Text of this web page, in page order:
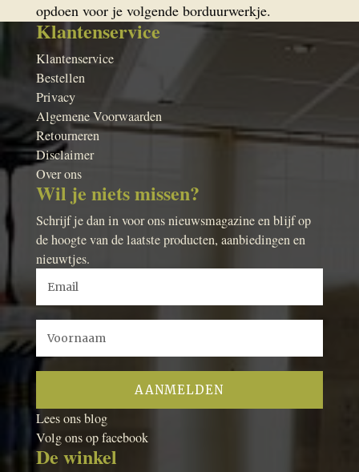
opdoen voor je volgende borduurwerkje.
Klantenservice
Klantenservice
Bestellen
Privacy
Algemene Voorwaarden
Retourneren
Disclaimer
Over ons
Wil je niets missen?
Schrijf je dan in voor ons nieuwsmagazine en blijf op
de hoogte van de laatste producten, aanbiedingen en
nieuwtjes.
Lees ons blog
Volg ons op facebook
De winkel